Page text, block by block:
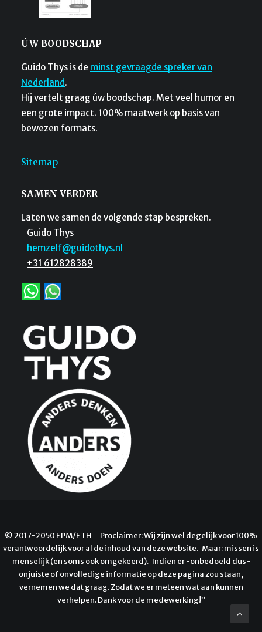
ÚW BOODSCHAP
Guido Thys is de minst gevraagde spreker van
Nederland.
Hij vertelt graag úw boodschap. Met veel humor en
een grote impact. 100% maatwerk op basis van
bewezen formats.
Sitemap
SAMEN VERDER
Laten we samen de volgende stap bespreken.
Guido Thys
hemzelf@guidothys.nl
+31 612828389
© 2017-2050 EPM/ETH Proclaimer: Wij zijn wel degelijk voor 100%
verantwoordelijk voor al de inhoud van deze website. Maar: missen is
menselijk (en soms ook omgekeerd). Indien er -onbedoeld dus-
onjuiste of onvolledige informatie op deze pagina zou staan,
vernemen we dat graag. Zodat we er meteen wat aan kunnen
verhelpen. Dank voor de medewerking!”